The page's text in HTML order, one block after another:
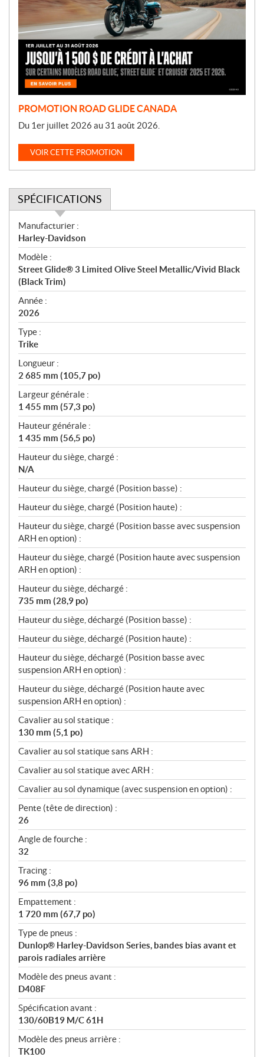
m
o
t
n
PROMOTION ROAD GLIDE CANADA
Du 1er juillet 2026 au 31 août 2026.
VOIR CETTE PROMOTION
SPÉCIFICATIONS
S
p
é
c
i
f
i
c
a
t
i
o
n
s
Manufacturier :
Harley-Davidson
Modèle :
Street Glide® 3 Limited Olive Steel Metallic/Vivid Black
(Black Trim)
Année :
2026
Type :
Trike
Longueur :
2 685 mm (105,7 po)
Largeur générale :
1 455 mm (57,3 po)
Hauteur générale :
1 435 mm (56,5 po)
Hauteur du siège, chargé :
N/A
Hauteur du siège, chargé (Position basse) :
Hauteur du siège, chargé (Position haute) :
Hauteur du siège, chargé (Position basse avec suspension
ARH en option) :
Hauteur du siège, chargé (Position haute avec suspension
ARH en option) :
Hauteur du siège, déchargé :
735 mm (28,9 po)
Hauteur du siège, déchargé (Position basse) :
Hauteur du siège, déchargé (Position haute) :
Hauteur du siège, déchargé (Position basse avec
suspension ARH en option) :
Hauteur du siège, déchargé (Position haute avec
suspension ARH en option) :
Cavalier au sol statique :
130 mm (5,1 po)
Cavalier au sol statique sans ARH :
Cavalier au sol statique avec ARH :
Cavalier au sol dynamique (avec suspension en option) :
Pente (tête de direction) :
26
Angle de fourche :
32
Tracing :
96 mm (3,8 po)
Empattement :
1 720 mm (67,7 po)
Type de pneus :
Dunlop® Harley-Davidson Series, bandes bias avant et
parois radiales arrière
Modèle des pneus avant :
D408F
Spécification avant :
130/60B19 M/C 61H
Modèle des pneus arrière :
TK100